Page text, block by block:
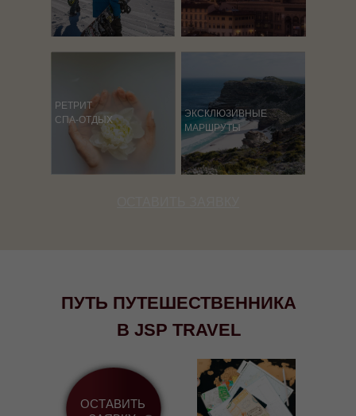
РЕТРИТ
СПА-ОТДЫХ
ЭКСКЛЮЗИВНЫЕ
МАРШРУТЫ
ПУТЬ ПУТЕШЕСТВЕННИКА
В JSP TRAVEL
ОСТАВИТЬ